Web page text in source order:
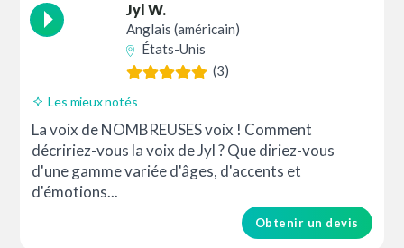
Jyl W.
Anglais (américain)
États-Unis
(3)
Les mieux notés
La voix de NOMBREUSES voix ! Comment
décririez-vous la voix de Jyl ? Que diriez-vous
d'une gamme variée d'âges, d'accents et
d'émotions...
Obtenir un devis